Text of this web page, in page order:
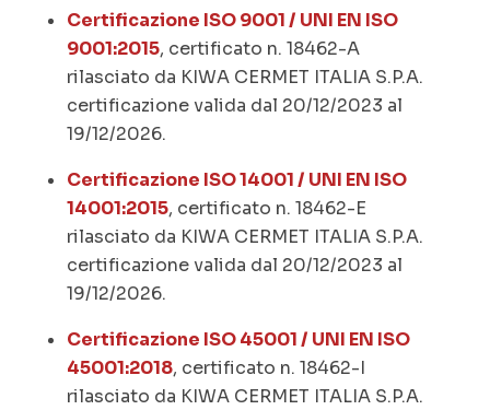
Certificazione ISO 9001 / UNI EN ISO
9001:2015, certificato n. 18462-A
rilasciato da KIWA CERMET ITALIA S.P.A.
certificazione valida dal 20/12/2023 al
19/12/2026.
Certificazione ISO 14001 / UNI EN ISO
14001:2015, certificato n. 18462-E
rilasciato da KIWA CERMET ITALIA S.P.A.
certificazione valida dal 20/12/2023 al
19/12/2026.
Certificazione ISO 45001 / UNI EN ISO
45001:2018, certificato n. 18462-I
rilasciato da KIWA CERMET ITALIA S.P.A.